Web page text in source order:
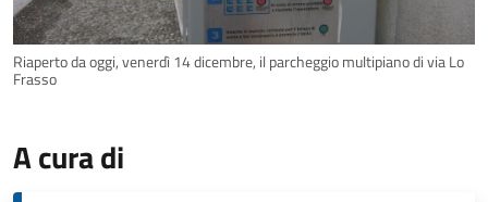
Riaperto da oggi, venerdì 14 dicembre, il parcheggio multipiano di via Lo
Frasso
A cura di